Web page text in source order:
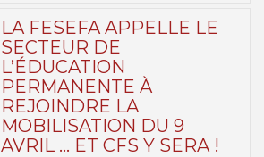
LA FESEFA APPELLE LE
SECTEUR DE
L’ÉDUCATION
PERMANENTE À
REJOINDRE LA
MOBILISATION DU 9
AVRIL … ET CFS Y SERA !